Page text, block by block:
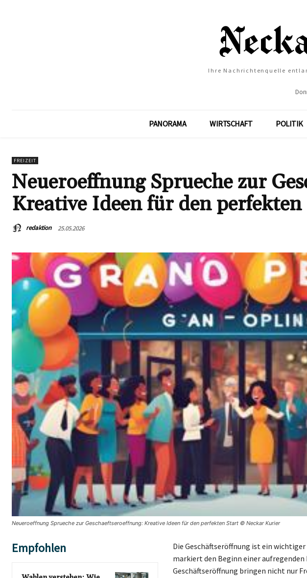
Ihre Nachrichtenquelle
PANORAMA WIRTSCHAFT POLITIK
FREIZEIT
Neueroeffnung Sprueche zur
Kreative Ideen für den
redaktion 25.05.2026
Neueroeffnung Sprueche zur Geschaeftseroeffnung: Kreative Ideen für den perfekten Start © Neckar Kurier
Empfohlen
Die Geschäftseröffnung ist ein
markiert den Beginn einer
Geschäftseröffnung bringen nicht nur